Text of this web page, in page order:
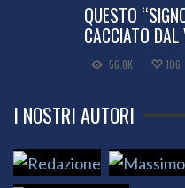
QUESTO
CACCIATO
56.8K 106
I NOSTRI AUTORI